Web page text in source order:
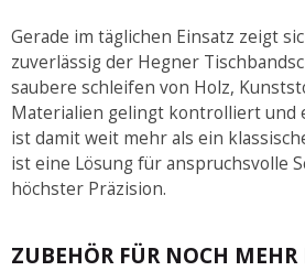
Gerade im täglichen Einsatz zeigt
zuverlässig der Hegner
saubere schleifen von Holz,
Materialien gelingt kontrolliert und
ist damit weit mehr als ein
ist eine Lösung für anspruchsvolle
höchster Präzision.
ZUBEHÖR FÜR NOCH